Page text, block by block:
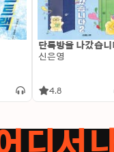
단톡방을 나갔습니
신은영
4.8
디서